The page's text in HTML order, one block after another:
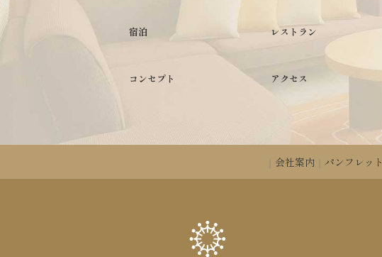
宿泊 レストラン
コンセプト アクセス
会社案内 パンフレット